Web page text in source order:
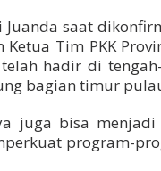
Juanda saat
Tim PKK
hadir di
bagian timur
juga bisa
program-